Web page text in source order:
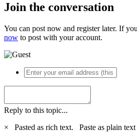
Join the conversation
You can post now and register later. If
now to post with your account.
Reply to this topic...
×
Pasted as rich text. Paste as plain text